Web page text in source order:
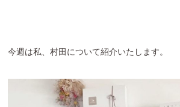
今週は私、村田について紹介いたします。